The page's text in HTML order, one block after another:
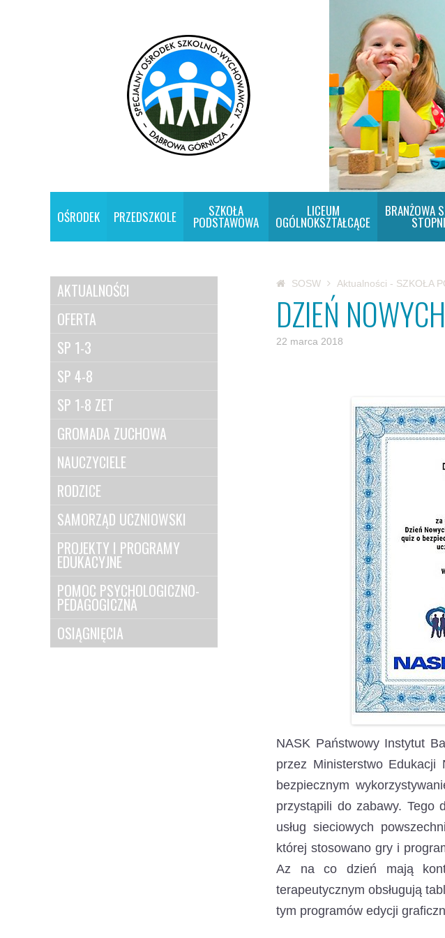
OŚRODEK PRZEDSZKOLE SZKOŁA
PODSTAWOWA
LICEUM
OGÓLNOKSZTAŁCĄCE
BRANŻOWA
AKTUALNOŚCI
OFERTA
SP 1-3
SP 4-8
SP 1-8 ZET
GROMADA ZUCHOWA
NAUCZYCIELE
RODZICE
SAMORZĄD UCZNIOWSKI
PROJEKTY I PROGRAMY
EDUKACYJNE
POMOC PSYCHOLOGICZNO-
PEDAGOGICZNA
OSIĄGNIĘCIA
SOSW Aktualności - SZKOŁA
DZIEŃ
22 marca 2018
NASK Państwowy Instytut
przez Ministerstwo Edukacji
bezpiecznym
przystąpili do zabawy. Tego
usług sieciowych
której stosowano gry i
Az na co dzień mają
terapeutycznym obsługują
tym programów edycji